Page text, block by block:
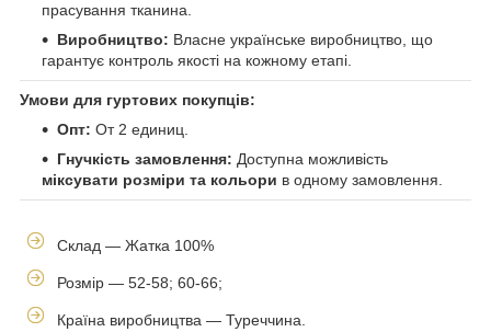
прасування тканина.
Виробництво: Власне українське виробництво, що
гарантує контроль якості на кожному етапі.
Умови для гуртових покупців:
Опт: От 2 единиц.
Гнучкість замовлення: Доступна можливість
міксувати розміри та кольори в одному замовлення.
Склад — Жатка 100%
Розмір — 52-58; 60-66;
Країна виробництва — Туреччина.